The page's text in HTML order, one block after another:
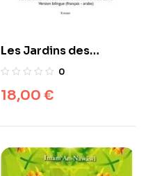
Les Jardins des
vertueux Riyâd As-
0
18,00 €